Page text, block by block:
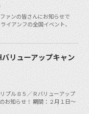
ァンの皆さんにお知らせで
イアンフの全国イベント、
リューアップキャン
プル８５／Ｒバリューアップ
お知らせ！ 期間：２月１日～